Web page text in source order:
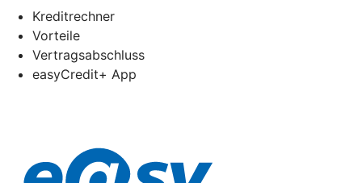
Kreditrechner
Vorteile
Vertragsabschluss
easyCredit+ App